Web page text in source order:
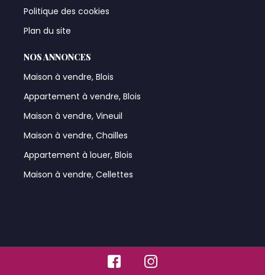
Politique des cookies
Plan du site
NOS ANNONCES
Maison à vendre, Blois
Appartement à vendre, Blois
Maison à vendre, Vineuil
Maison à vendre, Chailles
Appartement à louer, Blois
Maison à vendre, Cellettes